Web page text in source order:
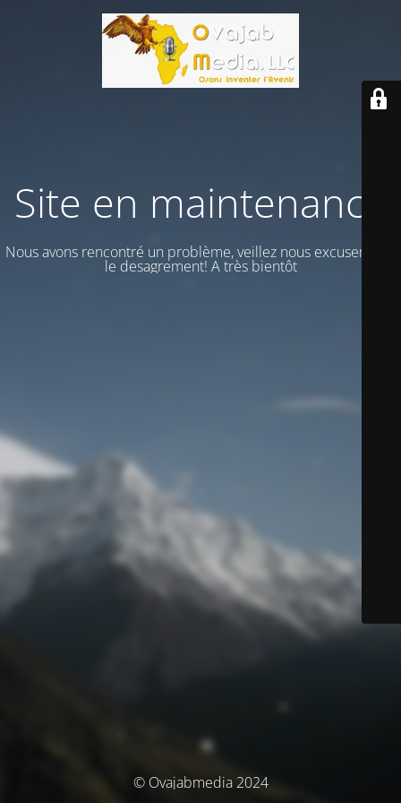
Site en maintenance
Nous avons rencontré un problème, veillez nous excuser vour
le desagrement! A très bientôt
© Ovajabmedia 2024